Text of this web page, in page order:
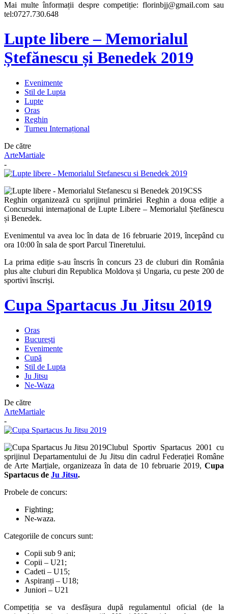
Mai multe înformații despre competiție: florinbjj@gmail.com sau
tel:0727.730.648
Lupte libere – Memorialul
Ștefănescu și Benedek 2019
Evenimente
Stil de Lupta
Lupte
Oras
Reghin
Turneu Internațional
De către
ArteMartiale
-
CSS
Reghin organizează cu sprijinul primăriei Reghin a doua ediție a
Concursului internațional de Lupte Libere – Memorialul Ștefănescu
și Benedek.
Evenimentul va avea loc în data de 16 februarie 2019, începând cu
ora 10:00 în sala de sport Parcul Tineretului.
La prima ediție s-au înscris în concurs 23 de cluburi din România
plus alte cluburi din Republica Moldova și Ungaria, cu peste 200 de
sportivi înscriși.
Cupa Spartacus Ju Jitsu 2019
Oras
București
Evenimente
Cupă
Stil de Lupta
Ju Jitsu
Ne-Waza
De către
ArteMartiale
-
Clubul Sportiv Spartacus 2001 cu
sprijinul Departamentului de Ju Jitsu din cadrul Federației Române
de Arte Marțiale, organizeaza în data de 10 februarie 2019, Cupa
Spartacus de Ju Jitsu.
Probele de concurs:
Fighting;
Ne-waza.
Categoriile de concurs sunt:
Copii sub 9 ani;
Copii – U21;
Cadeti – U15;
Aspiranți – U18;
Juniori – U21
Competiția se va desfășura după regulamentul oficial (de la